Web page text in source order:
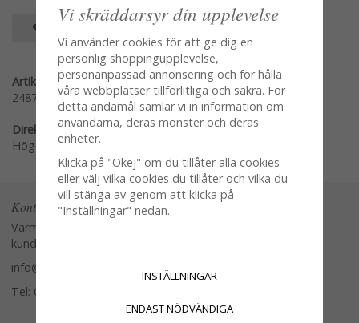
Artikelnummer:
2487-6
Direktlänk:
Högerklicka och kopiera adressen
Kontakta oss
Varmt välkommen att kontakta vår
kundtjänst.
info@glasverandan.se
Tel: 079-3495968
Vi skräddarsyr din upplevelse
Vi använder cookies för att ge dig en
personlig shoppingupplevelse,
personanpassad annonsering och för hålla
våra webbplatser tillförlitliga och säkra. För
detta ändamål samlar vi in information om
användarna, deras mönster och deras
enheter.
Klicka på "Okej" om du tillåter alla cookies
eller välj vilka cookies du tillåter och vilka du
vill stänga av genom att klicka på
"Inställningar" nedan.
INSTÄLLNINGAR
ENDAST NÖDVÄNDIGA